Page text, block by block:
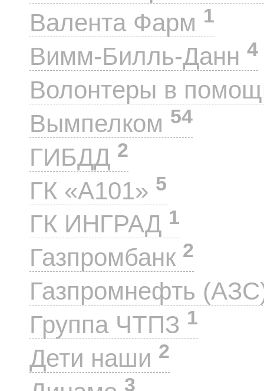
Валента Фарм 1
Вимм-Билль-Данн 4
Волонтеры в
Вымпелком 54
ГИБДД 2
ГК «А101» 5
ГК ИНГРАД 1
Газпромбанк 2
Газпромнефть
Группа ЧТПЗ 1
Дети наши 2
3